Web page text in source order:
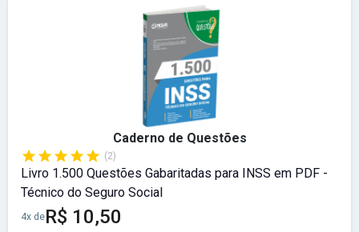
Caderno de Questões
(2)
Livro 1.500 Questões Gabaritadas para INSS em PDF -
Técnico do Seguro Social
4x deR$ 10,50